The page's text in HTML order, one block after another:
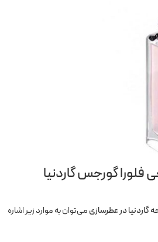
فلورا گورجس گاردنیا
گاردنیا در عطرسازیمی‌توان به موارد زیر اشاره